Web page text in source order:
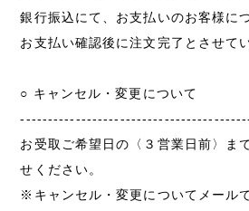
銀行振込にて、お支払いのお客様に
お支払い確認後に注文完了とさせて
○ キャンセル・変更について
お受取ご希望日の〈３営業日前〉ま
せください。
※キャンセル・変更についてメール